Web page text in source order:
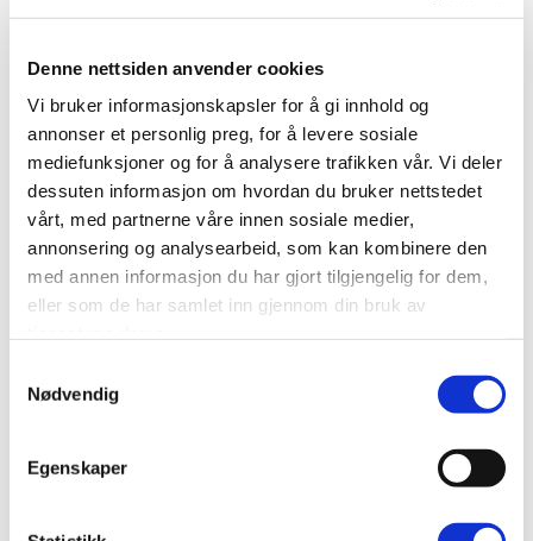
Denne nettsiden anvender cookies
Vi bruker informasjonskapsler for å gi innhold og
annonser et personlig preg, for å levere sosiale
mediefunksjoner og for å analysere trafikken vår. Vi deler
dessuten informasjon om hvordan du bruker nettstedet
vårt, med partnerne våre innen sosiale medier,
annonsering og analysearbeid, som kan kombinere den
med annen informasjon du har gjort tilgjengelig for dem,
eller som de har samlet inn gjennom din bruk av
Nødvendig
Egenskaper
– + Legg i handlekurv
Produktbeskrivelse
Spesifikasjonen